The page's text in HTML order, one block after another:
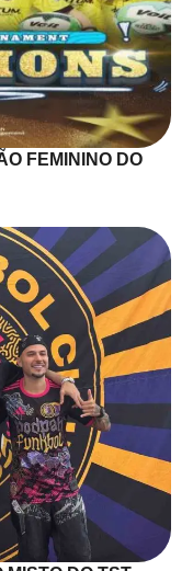
FEMININO DO